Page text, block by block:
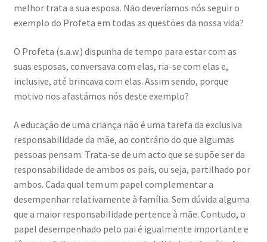
melhor trata a sua esposa. Não deveríamos nós seguir o
exemplo do Profeta em todas as questões da nossa vida?
O Profeta (s.a.w.) dispunha de tempo para estar com as
suas esposas, conversava com elas, ria-se com elas e,
inclusive, até brincava com elas. Assim sendo, porque
motivo nos afastámos nós deste exemplo?
A educação de uma criança não é uma tarefa da exclusiva
responsabilidade da mãe, ao contrário do que algumas
pessoas pensam. Trata-se de um acto que se supõe ser da
responsabilidade de ambos os pais, ou seja, partilhado por
ambos. Cada qual tem um papel complementar a
desempenhar relativamente à família. Sem dúvida alguma
que a maior responsabilidade pertence à mãe. Contudo, o
papel desempenhado pelo pai é igualmente importante e